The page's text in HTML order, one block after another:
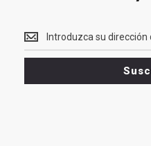
Recibe<br>
Ofertas
y